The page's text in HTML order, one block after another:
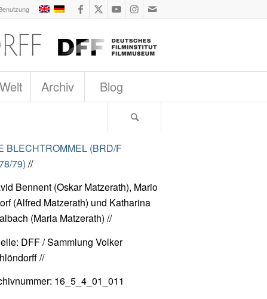
Archiv Blog
BLECHTROMMEL (BRD/F
79) //
Bennent (Oskar Matzerath), Mario
(Alfred Matzerath) und Katharina
(Maria Matzerath) //
DFF / Sammlung Volker
//
16_5_4_01_011